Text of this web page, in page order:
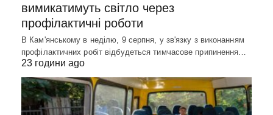
вимикатимуть світло через
профілактичні роботи
В Кам'янському в неділю, 9 серпня, у зв'язку з виконанням
профілактичних робіт відбудеться тимчасове припинення…
23 години ago